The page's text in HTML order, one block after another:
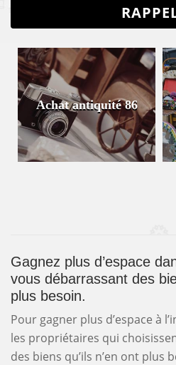
Achat antiquité 86
Gagnez plus d’espace
vous débarrassant des
plus besoin.
Pour gagner plus d’espace à
les propriétaires qui
des biens qu’ils n’en ont plus